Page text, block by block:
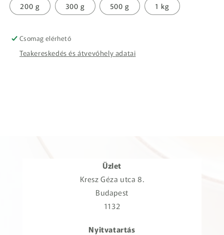
200 g 300 g 500 g 1 kg
Csomag elérhető
Teakereskedés és átvevőhely adatai
Üzlet
Kresz Géza utca 8.
Budapest
1132
Nyitvatartás